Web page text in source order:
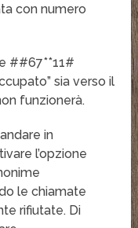
con numero
##67**11#
sia verso il
funzionerà.
in
l’opzione
le chiamate
rifiutate. Di